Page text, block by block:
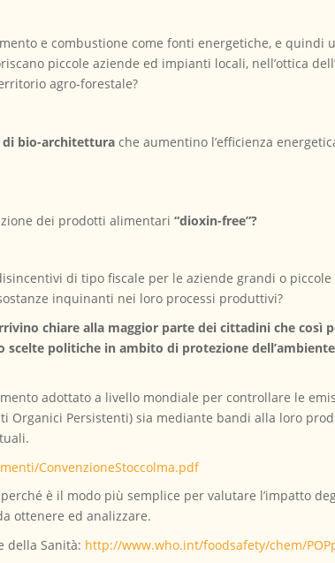
e combustione come fonti energetiche, e quindi
piccole aziende ed impianti locali, nell’ottica
agro-forestale?
bio-architettura che aumentino l’efficienza
dei prodotti alimentari“dioxin-free”?
di tipo fiscale per le aziende grandi o
inquinanti nei loro processi produttivi?
chiare alla maggior parte dei cittadini che così
politiche in ambito di protezione
adottato a livello mondiale per controllare le
Organici Persistenti) sia mediante bandi alla loro
ConvenzioneStoccolma.pdf
è il modo più semplice per valutare l’impatto
ottenere ed analizzare.
della Sanità: http://www.who.int/foodsafety/chem/